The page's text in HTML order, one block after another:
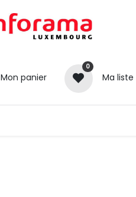
Mon panier
0
Ma liste